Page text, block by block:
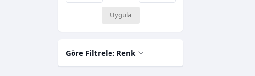
Uygula
Göre Filtrele: Renk